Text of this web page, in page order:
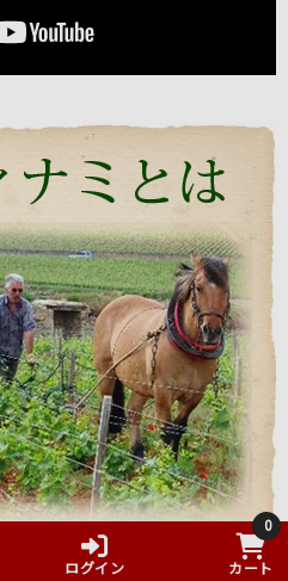
フィロソフィ（哲学）を強
い醸造家でした。
っしゃりとても忙しい中私
大丈夫ですよ・・・」と言
れ」と、どんどんいろいろ
てワインや畑や自分の考え
ていただきました！
まとめしたのでご覧くださ
のをほんの少しまとめまし
しでもマルシャンの熱い思
なと思っています。
ャンのヴィラージュクラス
ランク上のブルゴーニュ・
ディナミ」とは農薬や化
ですが、一般的に無農薬
ログイン
0
カート